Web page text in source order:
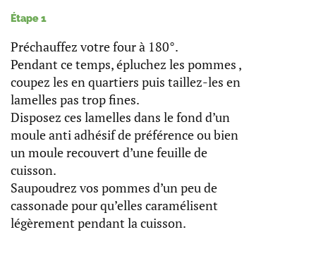
Étape 1
Préchauffez votre four à 180°.
Pendant ce temps, épluchez les pommes ,
coupez les en quartiers puis taillez-les en
lamelles pas trop fines.
Disposez ces lamelles dans le fond d’un
moule anti adhésif de préférence ou bien
un moule recouvert d’une feuille de
cuisson.
Saupoudrez vos pommes d’un peu de
cassonade pour qu’elles caramélisent
légèrement pendant la cuisson.